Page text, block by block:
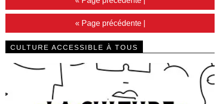
« Page précédente|
CULTURE ACCESSIBLE À TOUS